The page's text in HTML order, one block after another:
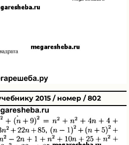
2015 / номер / 802